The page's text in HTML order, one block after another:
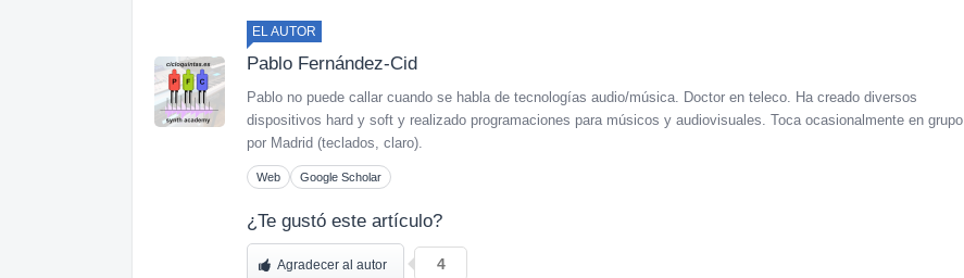
EL AUTOR
Pablo Fernández-Cid
Pablo no puede callar cuando se habla de tecnologías audio/música. Doctor en teleco. Ha creado diversos
dispositivos hard y soft y realizado programaciones para músicos y audiovisuales. Toca ocasionalmente en grupo
por Madrid (teclados, claro).
Web Google Scholar
¿Te gustó este artículo?
Agradecer al autor 4